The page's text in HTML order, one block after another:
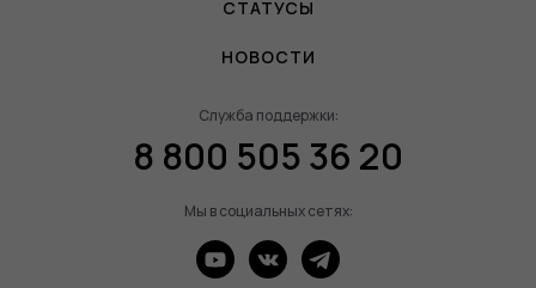
СТАТУСЫ
НОВОСТИ
Служба поддержки:
8 800 505 36 20
Мы в социальных сетях: